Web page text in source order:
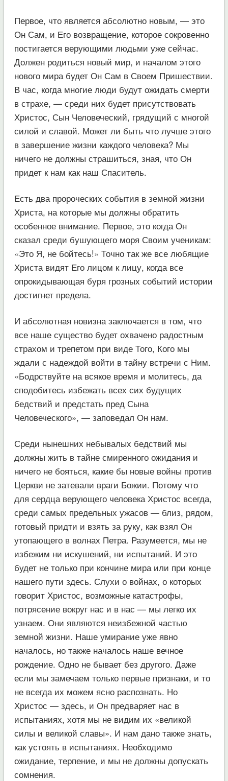
Первое, что является абсолютно новым, — это
Он Сам, и Его возвращение, которое сокровенно
постигается верующими людьми уже сейчас.
Должен родиться новый мир, и началом этого
нового мира будет Он Сам в Своем Пришествии.
В час, когда многие люди будут ожидать смерти
в страхе, — среди них будет присутствовать
Христос, Сын Человеческий, грядущий с многой
силой и славой. Может ли быть что лучше этого
в завершение жизни каждого человека? Мы
ничего не должны страшиться, зная, что Он
придет к нам как наш Спаситель.
Есть два пророческих события в земной жизни
Христа, на которые мы должны обратить
особенное внимание. Первое, это когда Он
сказал среди бушующего моря Своим ученикам:
«Это Я, не бойтесь!» Точно так же все любящие
Христа видят Его лицом к лицу, когда все
опрокидывающая буря грозных событий истории
достигнет предела.
И абсолютная новизна заключается в том, что
все наше существо будет охвачено радостным
страхом и трепетом при виде Того, Кого мы
ждали с надеждой войти в тайну встречи с Ним.
«Бодрствуйте на всякое время и молитесь, да
сподобитесь избежать всех сих будущих
бедствий и предстать пред Сына
Человеческого», — заповедал Он нам.
Среди нынешних небывалых бедствий мы
должны жить в тайне смиренного ожидания и
ничего не бояться, какие бы новые войны против
Церкви не затевали враги Божии. Потому что
для сердца верующего человека Христос всегда,
среди самых предельных ужасов — близ, рядом,
готовый придти и взять за руку, как взял Он
утопающего в волнах Петра. Разумеется, мы не
избежим ни искушений, ни испытаний. И это
будет не только при кончине мира или при конце
нашего пути здесь. Слухи о войнах, о которых
говорит Христос, возможные катастрофы,
потрясение вокруг нас и в нас — мы легко их
узнаем. Они являются неизбежной частью
земной жизни. Наше умирание уже явно
началось, но также началось наше вечное
рождение. Одно не бывает без другого. Даже
если мы замечаем только первые признаки, и то
не всегда их можем ясно распознать. Но
Христос — здесь, и Он предваряет нас в
испытаниях, хотя мы не видим их «великой
силы и великой славы». И нам дано также знать,
как устоять в испытаниях. Необходимо
ожидание, терпение, и мы не должны допускать
сомнения.